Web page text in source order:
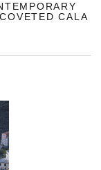
CALA